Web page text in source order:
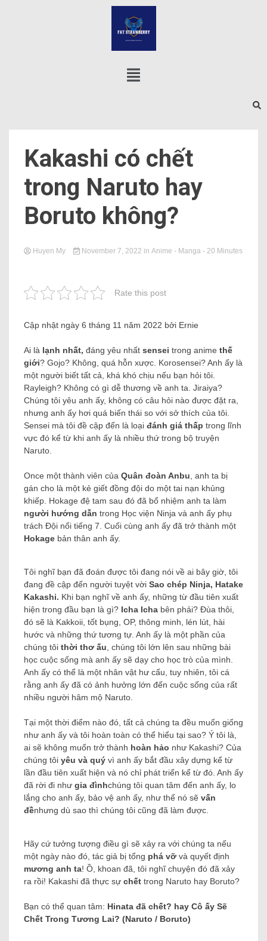
Kakashi có chết
trong Naruto hay
Boruto không?
Huyen My November 7, 2022 in Anime - Manga - 20 Minutes
Rate this post
Cập nhật ngày 6 tháng 11 năm 2022 bởi Ernie
Ai là lạnh nhất, đáng yêu nhất sensei trong anime thế
giới? Gojo? Không, quá hỗn xược. Korosensei? Anh ấy là
một người biết tất cả, khá khó chịu nếu bạn hỏi tôi.
Rayleigh? Không có gì dễ thương về anh ta. Jiraiya?
Chúng tôi yêu anh ấy, không có câu hỏi nào được đặt ra,
nhưng anh ấy hơi quá biến thái so với sở thích của tôi.
Sensei mà tôi đề cập đến là loại đánh giá thấp trong lĩnh
vực đó kể từ khi anh ấy là nhiều thứ trong bộ truyện
Naruto.
Once một thành viên của Quân đoàn Anbu, anh ta bị
gán cho là một kẻ giết đồng đội do một tai nạn khủng
khiếp. Hokage đệ tam sau đó đã bổ nhiệm anh ta làm
người hướng dẫn trong Học viện Ninja và anh ấy phụ
trách Đội nổi tiếng 7. Cuối cùng anh ấy đã trở thành một
Hokage bản thân anh ấy.
Tôi nghĩ bạn đã đoán được tôi đang nói về ai bây giờ, tôi
đang đề cập đến người tuyệt vời Sao chép Ninja, Hatake
Kakashi. Khi bạn nghĩ về anh ấy, những từ đầu tiên xuất
hiện trong đầu bạn là gì? Icha Icha bên phải? Đùa thôi,
đó sẽ là Kakkoii, tốt bụng, OP, thông minh, lén lút, hài
hước và những thứ tương tự. Anh ấy là một phần của
chúng tôi thời thơ ấu, chúng tôi lớn lên sau những bài
học cuộc sống mà anh ấy sẽ dạy cho học trò của mình.
Anh ấy có thể là một nhân vật hư cấu, tuy nhiên, tôi cá
rằng anh ấy đã có ảnh hưởng lớn đến cuộc sống của rất
nhiều người hâm mộ Naruto.
Tại một thời điểm nào đó, tất cả chúng ta đều muốn giống
như anh ấy và tôi hoàn toàn có thể hiểu tại sao? Ý tôi là,
ai sẽ không muốn trở thành hoàn hảo như Kakashi? Của
chúng tôi yêu và quý vì anh ấy bắt đầu xây dựng kể từ
lần đầu tiên xuất hiện và nó chỉ phát triển kể từ đó. Anh ấy
đã rời đi như gia đìnhchúng tôi quan tâm đến anh ấy, lo
lắng cho anh ấy, bảo vệ anh ấy, như thể nó sẽ vấn
đềnhưng dù sao thì chúng tôi cũng đã làm được.
Hãy cứ tưởng tượng điều gì sẽ xảy ra với chúng ta nếu
một ngày nào đó, tác giả bị tổng phá vỡ và quyết định
mương anh ta! Ồ, khoan đã, tôi nghĩ chuyện đó đã xảy
ra rồi! Kakashi đã thực sự chết trong Naruto hay Boruto?
Bạn có thể quan tâm: Hinata đã chết? hay Cô ấy Sẽ
Chết Trong Tương Lai? (Naruto / Boruto)